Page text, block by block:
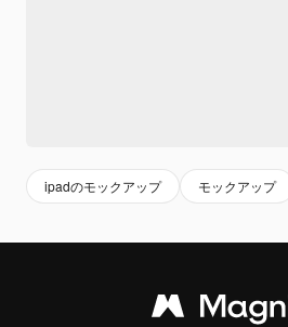
ipadのモックアップ モックアップ